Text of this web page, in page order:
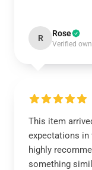
R Rose
Verified
This item
expectations
highly
something